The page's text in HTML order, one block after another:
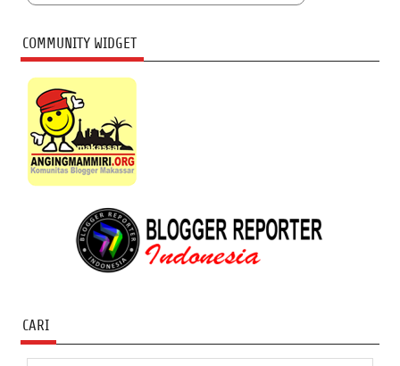
COMMUNITY WIDGET
CARI